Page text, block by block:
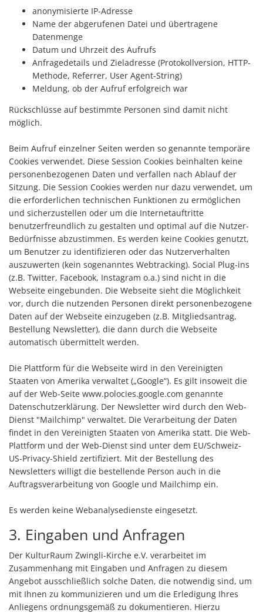
anonymisierte IP-Adresse
Name der abgerufenen Datei und übertragene
Datenmenge
Datum und Uhrzeit des Aufrufs
Anfragedetails und Zieladresse (Protokollversion, HTTP-
Methode, Referrer, User Agent-String)
Meldung, ob der Aufruf erfolgreich war
Rückschlüsse auf bestimmte Personen sind damit nicht
möglich.
Beim Aufruf einzelner Seiten werden so genannte temporäre
Cookies verwendet. Diese Session Cookies beinhalten keine
personenbezogenen Daten und verfallen nach Ablauf der
Sitzung. Die Session Cookies werden nur dazu verwendet, um
die erforderlichen technischen Funktionen zu ermöglichen
und sicherzustellen oder um die Internetauftritte
benutzerfreundlich zu gestalten und optimal auf die Nutzer-
Bedürfnisse abzustimmen. Es werden keine Cookies genutzt,
um Benutzer zu identifizieren oder das Nutzerverhalten
auszuwerten (kein sogenanntes Webtracking). Social Plug-ins
(z.B. Twitter, Facebook, Instagram o.a.) sind nicht in die
Webseite eingebunden. Die Webseite sieht die Möglichkeit
vor, durch die nutzenden Personen direkt personenbezogene
Daten auf der Webseite einzugeben (z.B. Mitgliedsantrag,
Bestellung Newsletter), die dann durch die Webseite
automatisch übermittelt werden.
Die Plattform für die Webseite wird in den Vereinigten
Staaten von Amerika verwaltet („Google“). Es gilt insoweit die
auf der Web-Seite www.polocies.google.com genannte
Datenschutzerklärung. Der Newsletter wird durch den Web-
Dienst "Mailchimp" verwaltet. Die Verarbeitung der Daten
findet in den Vereinigten Staaten von Amerika statt. Die Web-
Plattform und der Web-Dienst sind unter dem EU/Schweiz-
US-Privacy-Shield zertifiziert. Mit der Bestellung des
Newsletters willigt die bestellende Person auch in die
Auftragsverarbeitung von Google und Mailchimp ein.
Es werden keine Webanalysedienste eingesetzt.
3. Eingaben und Anfragen
Der KulturRaum Zwingli-Kirche e.V. verarbeitet im
Zusammenhang mit Eingaben und Anfragen zu diesem
Angebot ausschließlich solche Daten, die notwendig sind, um
mit Ihnen zu kommunizieren und um die Erledigung Ihres
Anliegens ordnungsgemäß zu dokumentieren. Hierzu